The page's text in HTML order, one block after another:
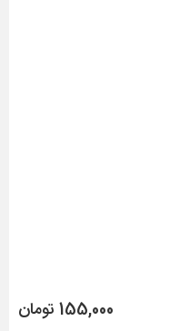
155,000 تومان